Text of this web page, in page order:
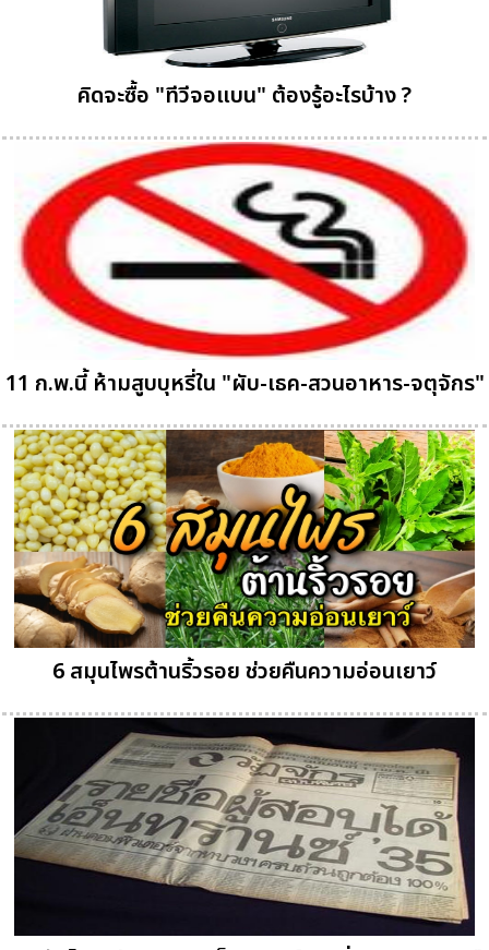
คิดจะซื้อ "ทีวีจอแบน" ต้องรู้อะไรบ้าง ?
11 ก.พ.นี้ ห้ามสูบบุหรี่ใน "ผับ-เธค-สวนอาหาร-จตุจักร"
6 สมุนไพรต้านริ้วรอย ช่วยคืนความอ่อนเยาว์